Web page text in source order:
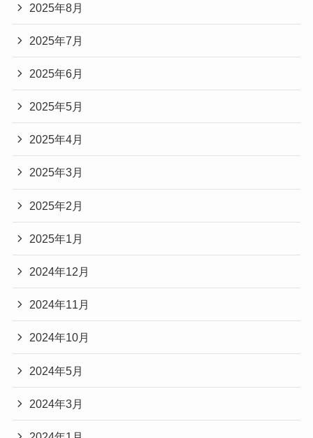
2025年8月
2025年7月
2025年6月
2025年5月
2025年4月
2025年3月
2025年2月
2025年1月
2024年12月
2024年11月
2024年10月
2024年5月
2024年3月